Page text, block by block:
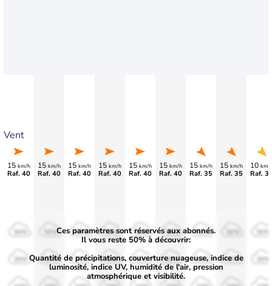
Vent
15 km/h
Raf. 40
15 km/h
Raf. 40
15 km/h
Raf. 40
15 km/h
Raf. 40
15 km/h
Raf. 40
15 km/h
Raf. 40
15 km/h
Raf. 35
15 km/h
Raf. 35
10 km/
Raf.
50%
30%
50%
30%
50%
30%
50%
30%
50%
30%
50%
30%
50%
30% 30% 30%
Ces paramètres sont réservés aux abonnés.
Il vous reste 50% à découvrir:
Quantité de précipitations, couverture nuageuse, indice de
luminosité, indice UV, humidité de l'air, pression
atmosphérique et visibilité.